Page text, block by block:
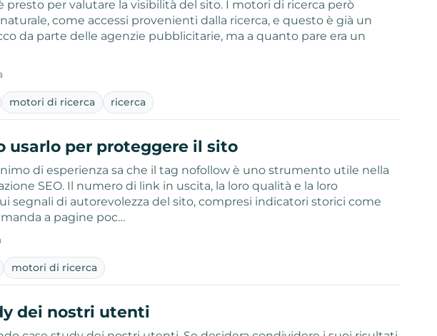
presto per valutare la visibilità del sito. I motori di ricerca però
come accessi provenienti dalla ricerca, e questo è già un
da parte delle agenzie pubblicitarie, ma a quanto pare era un
motori di ricerca ricerca
usarlo per proteggere il sito
di esperienza sa che il tag nofollow è uno strumento utile nella
SEO. Il numero di link in uscita, la loro qualità e la loro
segnali di autorevolezza del sito, compresi indicatori storici come
a pagine poc…
motori di ricerca
dei nostri utenti